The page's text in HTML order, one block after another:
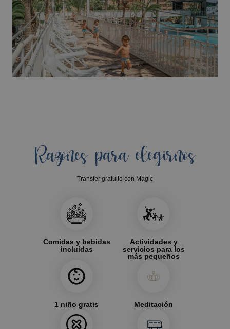
Razones para elegirnos
Transfer gratuito con Magic
Comidas y bebidas
incluidas
Actividades y
servicios para los
más pequeños
1 niño gratis Meditación